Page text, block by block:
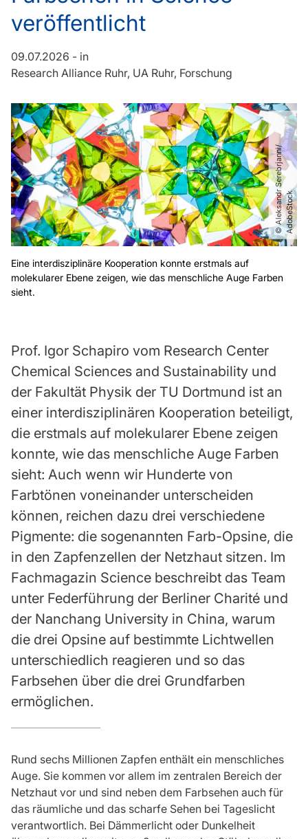
veröffentlicht
09.07.2026 - in
Research Alliance Ruhr UA Ruhr Forschung
©
A
l
e
k
s
a
nd
r
S
e
r
e
b
r
j
a
n
n
i​​
/​​
A
d
o
b
e
S
t
o
ck
Eine interdisziplinäre Kooperation konnte erstmals auf
molekularer Ebene zeigen, wie das menschliche Auge Farben
sieht.
Prof. Igor Schapiro vom Research Center
Chemical Sciences and Sustainability und
der Fakultät Physik der TU Dortmund ist an
einer interdisziplinären Kooperation beteiligt,
die erstmals auf molekularer Ebene zeigen
konnte, wie das menschliche Auge Farben
sieht: Auch wenn wir Hunderte von
Farbtönen voneinander unterscheiden
können, reichen dazu drei verschiedene
Pigmente: die sogenannten Farb-Opsine, die
in den Zapfenzellen der Netzhaut sitzen. Im
Fachmagazin Science beschreibt das Team
unter Federführung der Berliner Charité und
der Nanchang University in China, warum
die drei Opsine auf bestimmte Lichtwellen
unterschiedlich reagieren und so das
Farbsehen über die drei Grundfarben
ermöglichen.
Rund sechs Millionen Zapfen enthält ein menschliches
Auge. Sie kommen vor allem im zentralen Bereich der
Netzhaut vor und sind neben dem Farbsehen auch für
das räumliche und das scharfe Sehen bei Tageslicht
verantwortlich. Bei Dämmerlicht oder Dunkelheit